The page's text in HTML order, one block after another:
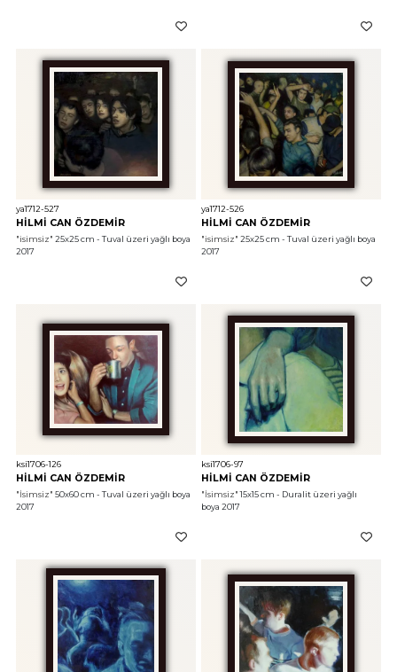
ya1712-527
HİLMİ CAN ÖZDEMİR
"isimsiz" 25x25 cm - Tuval üzeri yağlı boya
2017
ya1712-526
HİLMİ CAN ÖZDEMİR
"isimsiz" 25x25 cm - Tuval üzeri yağlı boya
2017
ksi1706-126
HİLMİ CAN ÖZDEMİR
"İsimsiz" 50x60 cm - Tuval üzeri yağlı boya
2017
ksi1706-97
HİLMİ CAN ÖZDEMİR
"İsimsiz" 15x15 cm - Duralit üzeri yağlı
boya 2017